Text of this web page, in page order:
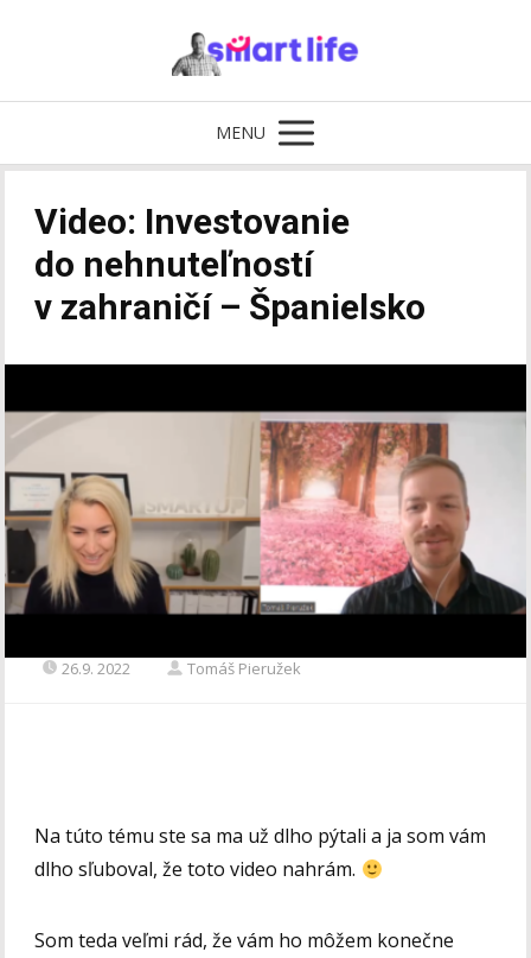
MENU
Video: Investovanie
do nehnuteľností
v zahraničí – Španielsko
26.9. 2022 Tomáš Pieružek
Na túto tému ste sa ma už dlho pýtali a ja som vám
dlho sľuboval, že toto video nahrám.
Som teda veľmi rád, že vám ho môžem konečne